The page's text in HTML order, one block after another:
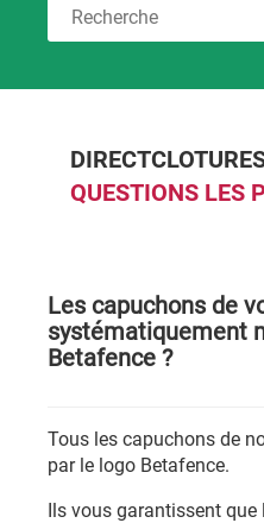
QUESTIONS LES
Les capuchons de
systématiquement
Betafence ?
Tous les capuchons de
par le logo Betafence.
Ils vous garantissent